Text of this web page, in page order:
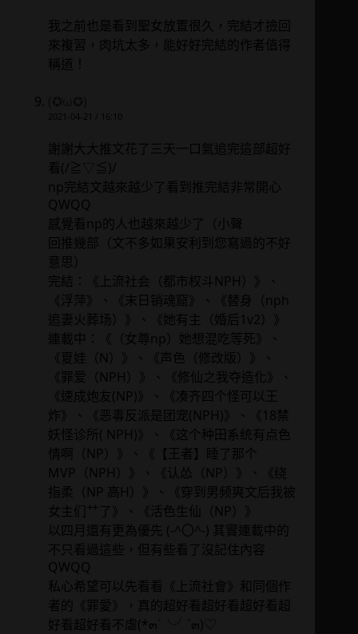
我之前也是看到聖女放置很久，完結才撿回
來複習，肉坑太多，能好好完結的作者值得
稱道！
2021-04-21 / 16:10
謝謝大大推文花了三天一口氣追完這部超好
看(/≧▽≦)/
np完結文越來越少了看到推完結非常開心
QWQQ
感覺看np的人也越來越少了（小聲
回推幾部（文不多如果安利到您寫過的不好
意思）
完結：《上流社会（都市权斗NPH）》、
《浮萍》、《末日销魂窟》、《替身（nph
追妻火葬场）》、《她有主（婚后1v2）》
連載中：《（女尊np）她想混吃等死》、
《夏娃（N）》、《声色（修改版）》、
《罪爱（NPH）》、《修仙之我夺造化》、
《速成炮友(NP)》、《凑齐四个怪可以王
炸》、《恶毒反派是团宠(NPH)》、《18禁
妖怪诊所( NPH)》、《这个种田系统有点色
情啊（NP）》、《【王者】睡了那个
MVP（NPH）》、《认怂（NP）》、《绕
指柔（NP 高H）》、《穿到男频爽文后我被
女主们艹了》、《​活色生仙（NP）》
以四月還有更為優先 (-^〇^-) 其實連載中的
不只看過這些，但有些看了沒記住內容
QWQQ
私心希望可以先看看《上流社會》和同個作
者的《罪愛》，真的超好看超好看超好看超
好看超好看不虐(*๓´╰╯`๓)♡